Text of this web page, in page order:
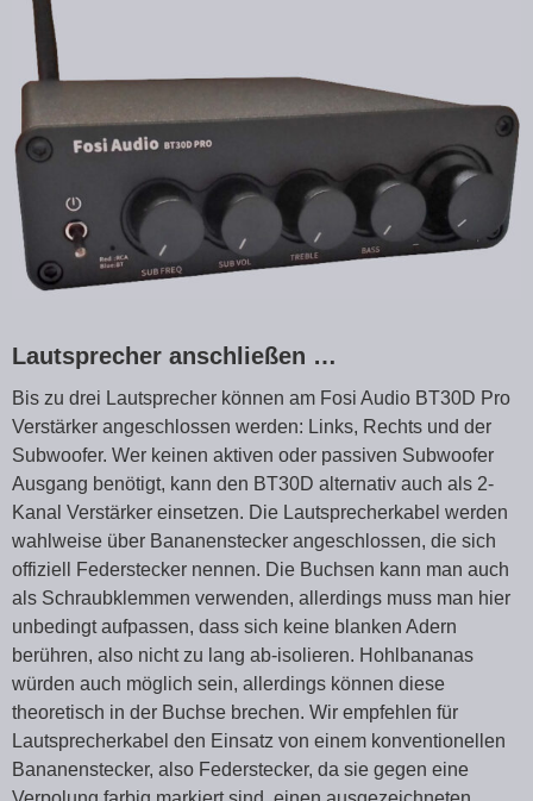
Lautsprecher anschließen …
Bis zu drei Lautsprecher können am Fosi Audio BT30D Pro
Verstärker angeschlossen werden: Links, Rechts und der
Subwoofer. Wer keinen aktiven oder passiven Subwoofer
Ausgang benötigt, kann den BT30D alternativ auch als 2-
Kanal Verstärker einsetzen. Die Lautsprecherkabel werden
wahlweise über Bananenstecker angeschlossen, die sich
offiziell Federstecker nennen. Die Buchsen kann man auch
als Schraubklemmen verwenden, allerdings muss man hier
unbedingt aufpassen, dass sich keine blanken Adern
berühren, also nicht zu lang ab-isolieren. Hohlbananas
würden auch möglich sein, allerdings können diese
theoretisch in der Buchse brechen. Wir empfehlen für
Lautsprecherkabel den Einsatz von einem konventionellen
Bananenstecker, also Federstecker, da sie gegen eine